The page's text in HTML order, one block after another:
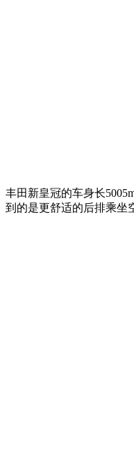
丰田新皇冠的车身长
到的是更舒适的后排乘坐